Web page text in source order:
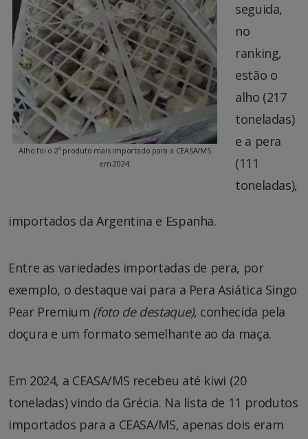
Alho foi o 2º produto mais importado para a CEASA/MS
em 2024.
seguida,
no
ranking,
estão o
alho (217
toneladas)
e a pera
(111
toneladas),
importados da Argentina e Espanha.
Entre as variedades importadas de pera, por
exemplo, o destaque vai para a Pera Asiática Singo
Pear Premium (foto de destaque), conhecida pela
doçura e um formato semelhante ao da maça.
Em 2024, a CEASA/MS recebeu até kiwi (20
toneladas) vindo da Grécia. Na lista de 11 produtos
importados para a CEASA/MS, apenas dois eram